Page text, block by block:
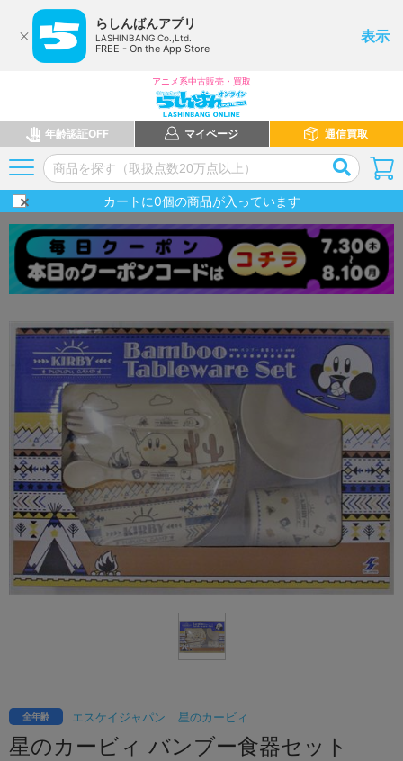
らしんばんアプリ
LASHINBANG Co.,Ltd.
FREE - On the App Store
表示
アニメ系中古販売・買取
年齢認証OFF マイページ 通信買取
カートに0個の商品が入っています
エスケイジャパン 星のカービィ
全年齢
星のカービィ バンブー食器セット